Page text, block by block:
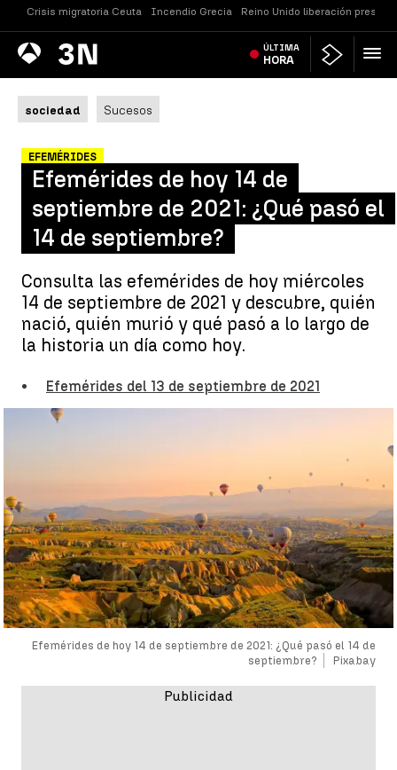
Crisis migratoria Ceuta Incendio Grecia Reino Unido liberación presos
Antena
3 Noticias ÚLTIMA
HORA
sociedad Sucesos
EFEMÉRIDES
Efemérides de hoy 14 de
septiembre de 2021: ¿Qué pasó el
14 de septiembre?
Consulta las efemérides de hoy miércoles
14 de septiembre de 2021 y descubre, quién
nació, quién murió y qué pasó a lo largo de
la historia un día como hoy.
Efemérides del 13 de septiembre de 2021
Efemérides de hoy 14 de septiembre de 2021: ¿Qué pasó el 14 de
septiembre?
Pixabay